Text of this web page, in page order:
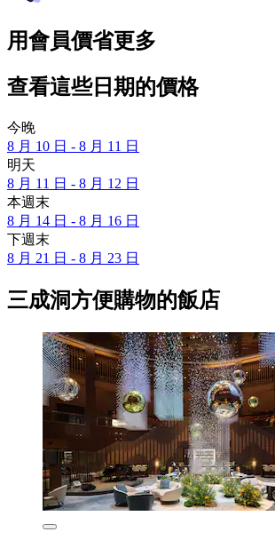
用會員價省更多
查看這些日期的價格
今晚
8 月 10 日 - 8 月 11 日
明天
8 月 11 日 - 8 月 12 日
本週末
8 月 14 日 - 8 月 16 日
下週末
8 月 21 日 - 8 月 23 日
三成洞方便購物的飯店